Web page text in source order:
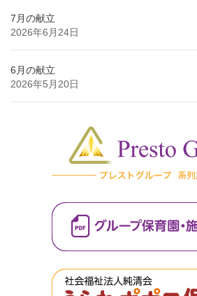
7月の献立
2026年6月24日
6月の献立
2026年5月20日